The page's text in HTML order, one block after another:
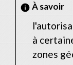
info À savoir
à
zones